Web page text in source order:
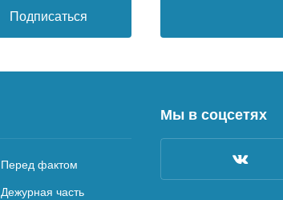
Подписаться
Перед фактом
Дежурная часть
Мы в соцсетях